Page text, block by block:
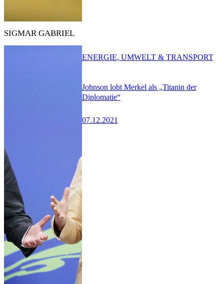
SIGMAR GABRIEL
Johnson lobt Merkel als „Titanin der
Diplomatie“
07.12.2021
ENERGIE, UMWELT & TRANSPORT